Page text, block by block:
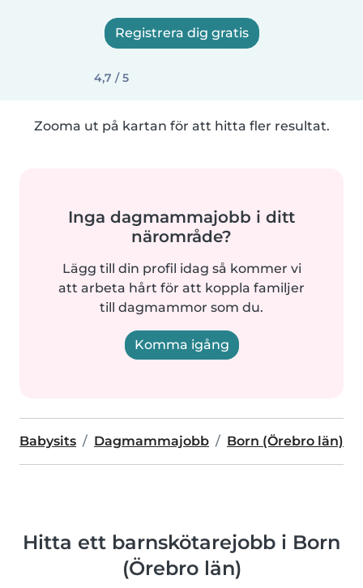
Registrera dig gratis
4,7 / 5
Zooma ut på kartan för att hitta fler resultat.
Inga dagmammajobb i ditt
närområde?
Lägg till din profil idag så kommer vi
att arbeta hårt för att koppla familjer
till dagmammor som du.
Komma igång
Babysits Dagmammajobb Born (Örebro län)
Hitta ett barnskötarejobb i Born
(Örebro län)